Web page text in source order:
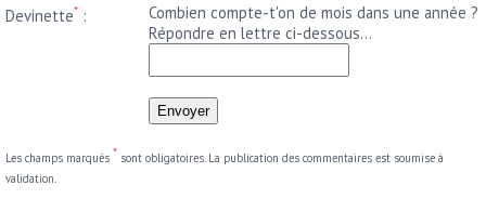
Devinette* :
Combien compte-t'on de mois dans une année ?
Répondre en lettre ci-dessous...
Les champs marqués * sont obligatoires. La publication des commentaires est soumise à
validation.